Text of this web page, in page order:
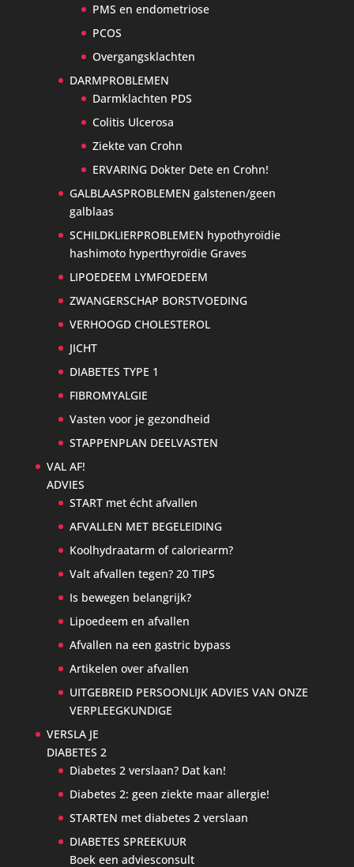
PMS en endometriose
PCOS
Overgangsklachten
DARMPROBLEMEN
Darmklachten PDS
Colitis Ulcerosa
Ziekte van Crohn
ERVARING Dokter Dete en Crohn!
GALBLAASPROBLEMEN galstenen/geen
galblaas
SCHILDKLIERPROBLEMEN hypothyroïdie
hashimoto hyperthyroïdie Graves
LIPOEDEEM LYMFOEDEEM
ZWANGERSCHAP BORSTVOEDING
VERHOOGD CHOLESTEROL
JICHT
DIABETES TYPE 1
FIBROMYALGIE
Vasten voor je gezondheid
STAPPENPLAN DEELVASTEN
VAL AF!
ADVIES
START met écht afvallen
AFVALLEN MET BEGELEIDING
Koolhydraatarm of caloriearm?
Valt afvallen tegen? 20 TIPS
Is bewegen belangrijk?
Lipoedeem en afvallen
Afvallen na een gastric bypass
Artikelen over afvallen
UITGEBREID PERSOONLIJK ADVIES VAN ONZE
VERPLEEGKUNDIGE
VERSLA JE
DIABETES 2
Diabetes 2 verslaan? Dat kan!
Diabetes 2: geen ziekte maar allergie!
STARTEN met diabetes 2 verslaan
DIABETES SPREEKUUR
Boek een adviesconsult